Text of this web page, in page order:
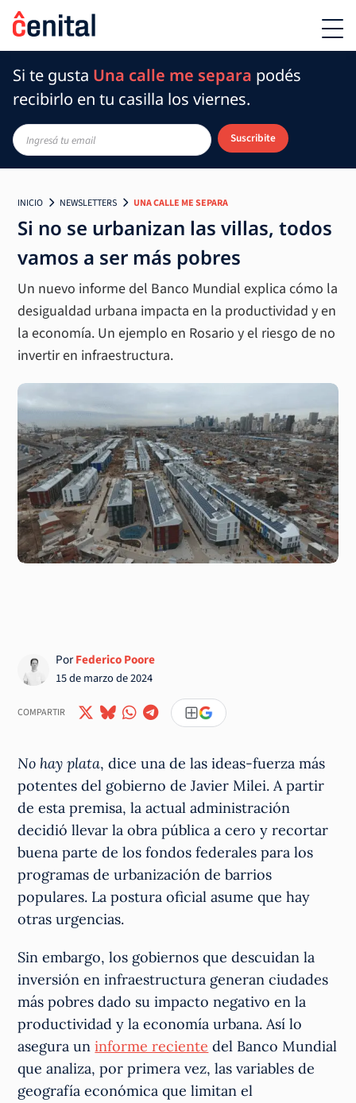
Si te gusta Una calle me separa podés
recibirlo en tu casilla los viernes.
Suscribite
INICIO NEWSLETTERS UNA CALLE ME SEPARA
Si no se urbanizan las villas, todos
vamos a ser más pobres
Un nuevo informe del Banco Mundial explica cómo la
desigualdad urbana impacta en la productividad y en
la economía. Un ejemplo en Rosario y el riesgo de no
invertir en infraestructura.
PorFederico Poore
15 de marzo de 2024
COMPARTIR
No hay plata, dice una de las ideas-fuerza más
potentes del gobierno de Javier Milei. A partir
de esta premisa, la actual administración
decidió llevar la obra pública a cero y recortar
buena parte de los fondos federales para los
programas de urbanización de barrios
populares. La postura oficial asume que hay
otras urgencias.
Sin embargo, los gobiernos que descuidan la
inversión en infraestructura generan ciudades
más pobres dado su impacto negativo en la
productividad y la economía urbana. Así lo
asegura uninforme reciente del Banco Mundial
que analiza, por primera vez, las variables de
geografía económica que limitan el